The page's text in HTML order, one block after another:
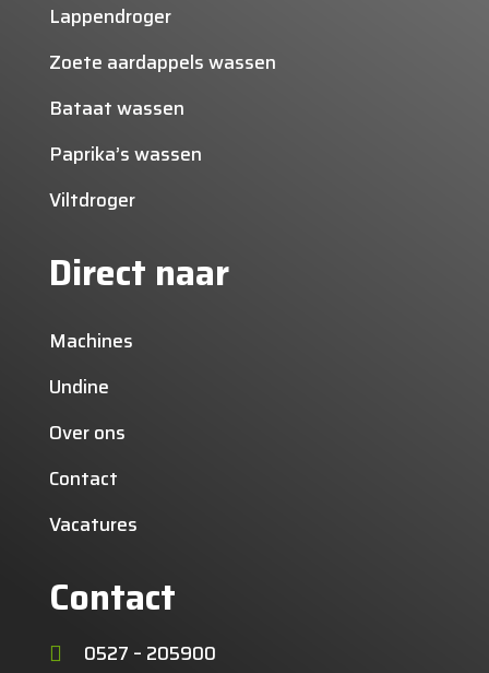
Lappendroger
Zoete aardappels wassen
Bataat wassen
Paprika’s wassen
Viltdroger
Direct naar
Machines
Undine
Over ons
Contact
Vacatures
Contact
 0527 – 205900